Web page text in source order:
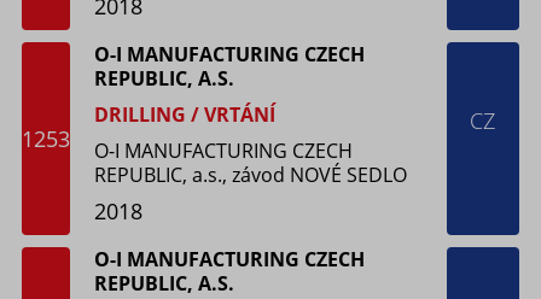
2018
1253
O-I MANUFACTURING CZECH
REPUBLIC, A.S.
DRILLING / VRTÁNÍ
O-I MANUFACTURING CZECH
REPUBLIC, a.s., závod NOVÉ SEDLO
2018
CZ
O-I MANUFACTURING CZECH
REPUBLIC, A.S.